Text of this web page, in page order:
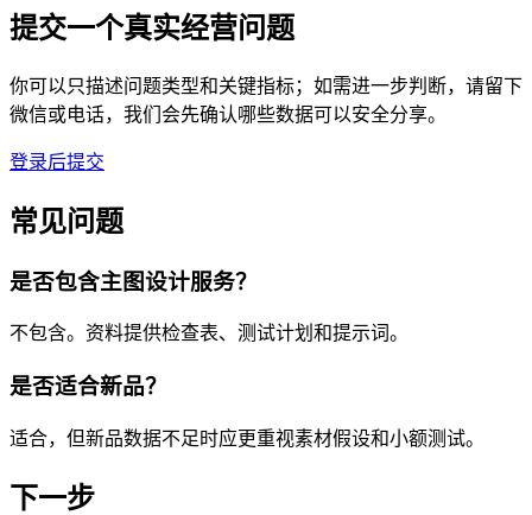
提交一个真实经营问题
你可以只描述问题类型和关键指标；如需进一步判断，请留下
微信或电话，我们会先确认哪些数据可以安全分享。
登录后提交
常见问题
是否包含主图设计服务？
不包含。资料提供检查表、测试计划和提示词。
是否适合新品？
适合，但新品数据不足时应更重视素材假设和小额测试。
下一步